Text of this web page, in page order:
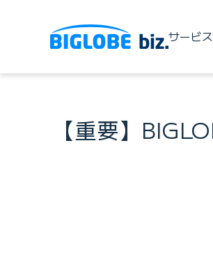
サービ
【重要】